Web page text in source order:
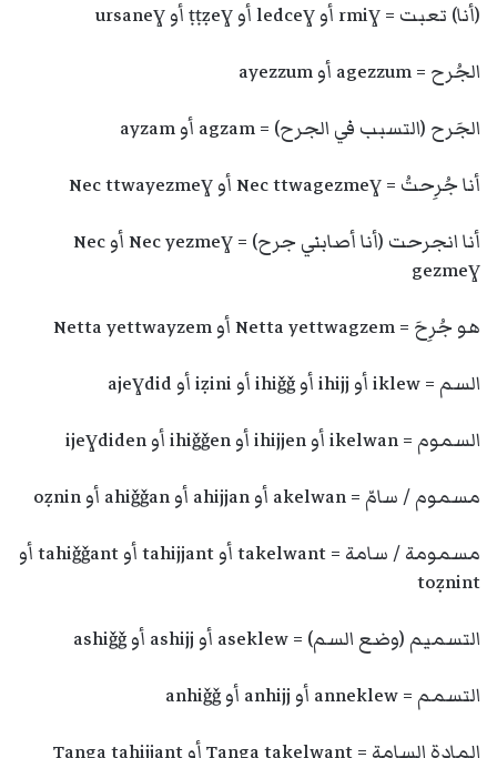
(أنا) تعبت = rmiɣ أو ledceɣ أو ṭṭẓeɣ أو ursaneɣ
الجُرح = agezzum أو ayezzum
الجَرح (التسبب في الجرح) = agzam أو ayzam
أنا جُرِحتُ = Nec ttwagezmeɣ أو Nec ttwayezmeɣ
أنا انجرحت (أنا أصابني جرح) = Nec yezmeɣ أو Nec
gezmeɣ
هو جُرِحَ = Netta yettwagzem أو Netta yettwayzem
السم = iklew أو ihijj أو ihiǧǧ أو iẓini أو ajeɣdid
السموم = ikelwan أو ihijjen أو ihiǧǧen أو ijeɣdiden
مسموم / سامّ = akelwan أو ahijjan أو ahiǧǧan أو oẓnin
مسمومة / سامة = takelwant أو tahijjant أو tahiǧǧant أو
toẓnint
التسميم (وضع السم) = aseklew أو ashijj أو ashiǧǧ
التسمم = anneklew أو anhijj أو anhiǧǧ